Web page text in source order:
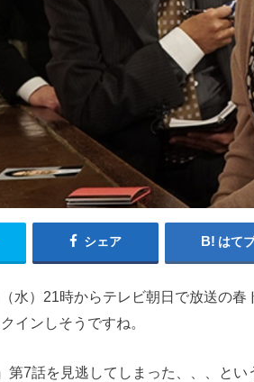
シェア はて
水）21時からテレビ朝日で放送の
インしそうですね。
第7話を見逃してしまった、、、と